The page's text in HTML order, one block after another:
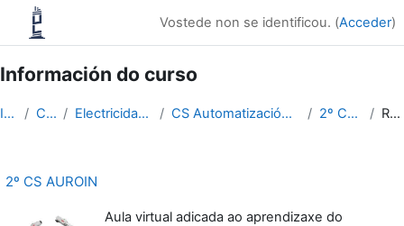
Ir ao contido principal
Vostede non se identificou. (Acceder)
Información do curso
Inicio Cursos Electricidade-Electrónica CS Automatización e Robótica Industrial 2º CS AUROIN Resumo
2º CS AUROIN
Aula virtual adicada ao aprendizaxe do